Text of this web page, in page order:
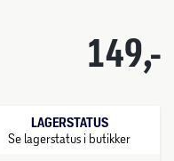
149,-
LAGERSTATUS
Se lagerstatus i butikker